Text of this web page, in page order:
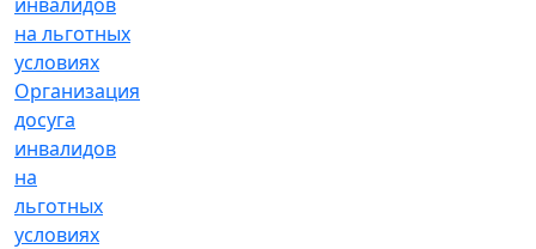
Организация
досуга
инвалидов
на
льготных
условиях